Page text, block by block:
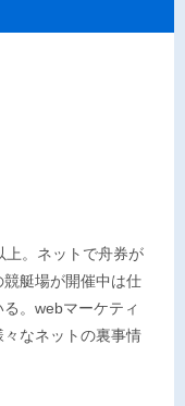
上。ネットで舟券が
艇場が開催中は仕
。webマーケティ
なネットの裏事情